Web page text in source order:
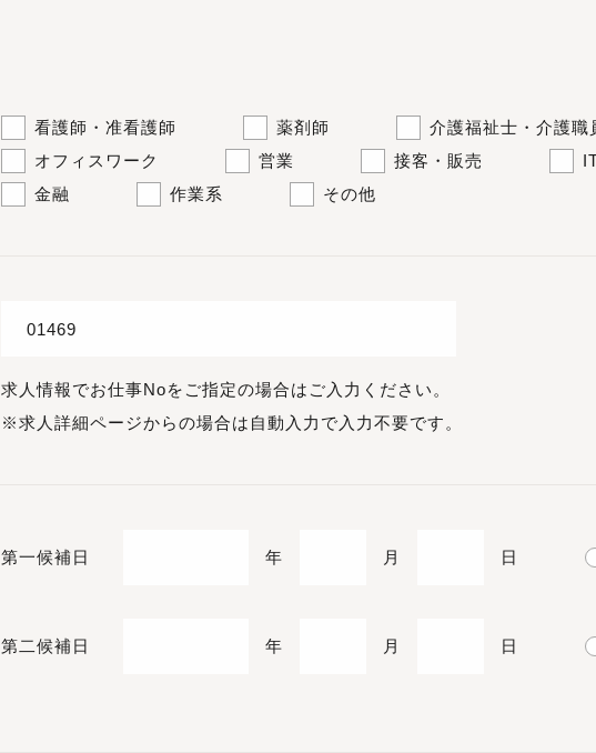
看護師・准看護師 薬剤師 介護福祉士・介護職
オフィスワーク
営業 接客・販売
金融
作業系 その他
求人情報でお仕事Noをご指定の場合はご入力ください。
※求人詳細ページからの場合は自動入力で入力不要です。
第一候補日 年 月 日
第二候補日 年 月 日